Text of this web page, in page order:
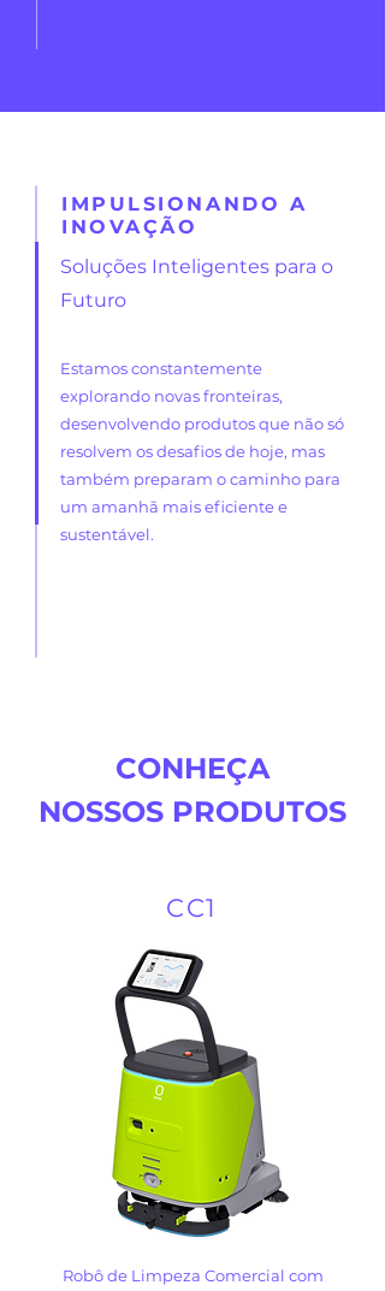
IMPULSIONANDO A
INOVAÇÃO
Soluções Inteligentes para o
Futuro
Estamos constantemente
explorando novas fronteiras,
desenvolvendo produtos que não só
resolvem os desafios de hoje, mas
também preparam o caminho para
um amanhã mais eficiente e
sustentável.
CONHEÇA
NOSSOS PRODUTOS
CC1
Robô de Limpeza Comercial com